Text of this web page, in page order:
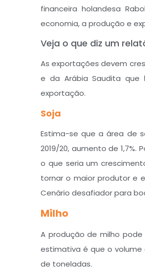
financeira holandesa
economia, a produção e
Veja o que diz um
As exportações devem
e da Arábia Saudita que
exportação.
Soja
Estima-se que a área de
2019/20, aumento de
o que seria um
tornar o maior produtor e
Cenário desafiador para
Milho
A produção de milho
estimativa é que o volume
de toneladas.